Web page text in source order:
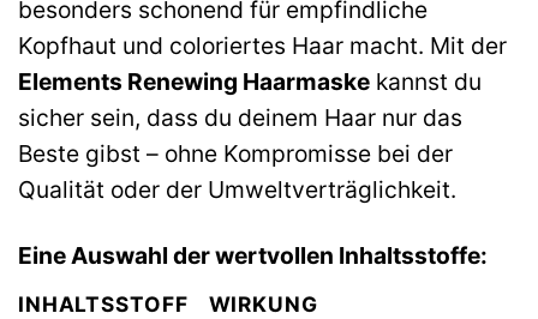
besonders schonend für empfindliche
Kopfhaut und coloriertes Haar macht. Mit der
Elements Renewing Haarmaske kannst du
sicher sein, dass du deinem Haar nur das
Beste gibst – ohne Kompromisse bei der
Qualität oder der Umweltverträglichkeit.
Eine Auswahl der wertvollen Inhaltsstoffe:
INHALTSSTOFF WIRKUNG